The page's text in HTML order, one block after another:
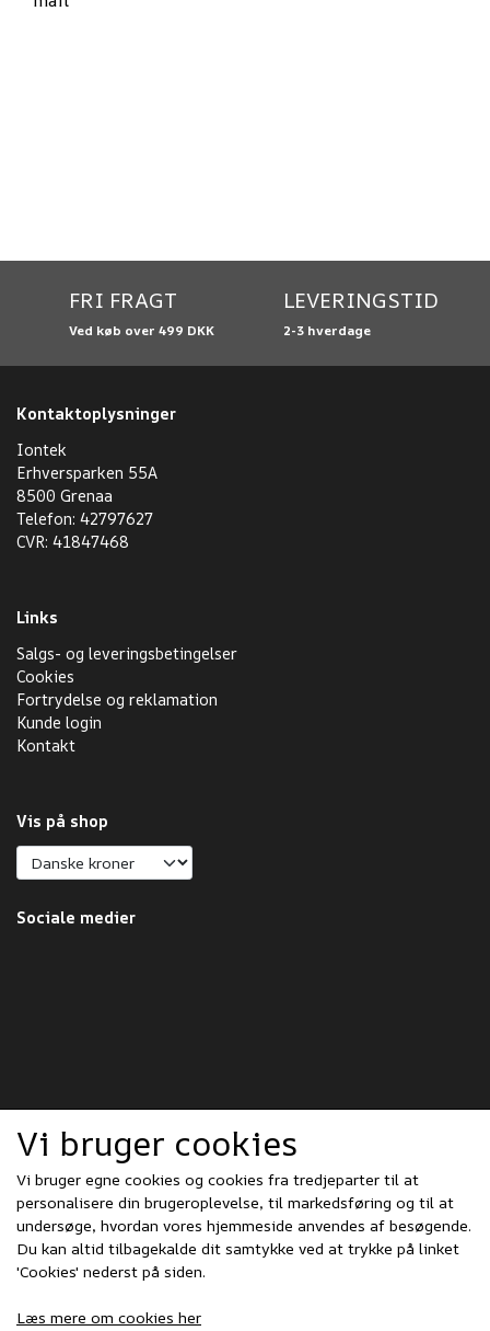
FRI FRAGT
Ved køb over 499 DKK
LEVERINGSTID
2-3 hverdage
Kontaktoplysninger
Iontek
Erhversparken 55A
8500 Grenaa
Telefon: 42797627
CVR: 41847468
Links
Salgs- og leveringsbetingelser
Cookies
Fortrydelse og reklamation
Kunde login
Kontakt
Vis på shop
Sociale medier
Vi bruger cookies
Vi bruger egne cookies og cookies fra tredjeparter til at
personalisere din brugeroplevelse, til markedsføring og til at
undersøge, hvordan vores hjemmeside anvendes af besøgende.
Du kan altid tilbagekalde dit samtykke ved at trykke på linket
'Cookies' nederst på siden.
Læs mere om cookies her